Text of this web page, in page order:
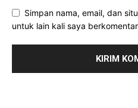
Simpan nama, email, dan
untuk lain kali saya